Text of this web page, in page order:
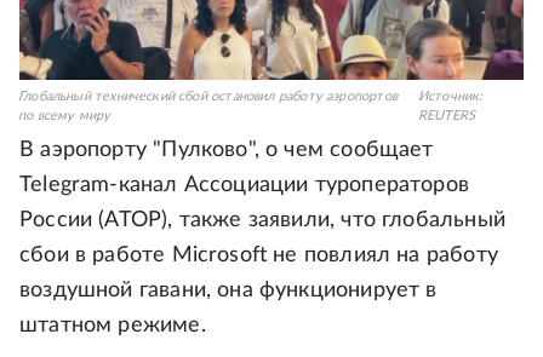
Глобальный технический сбой остановил работу аэропортов
по всему миру
Источник:
REUTERS
В аэропорту "Пулково", о чем сообщает
Telegram-канал Ассоциации туроператоров
России (АТОР), также заявили, что глобальный
сбои в работе Microsoft не повлиял на работу
воздушной гавани, она функционирует в
штатном режиме.